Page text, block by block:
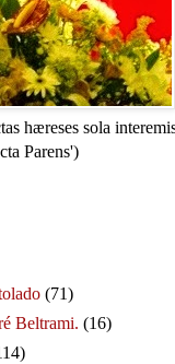
hæreses sola
Parens')
(71)
Beltrami. (16)